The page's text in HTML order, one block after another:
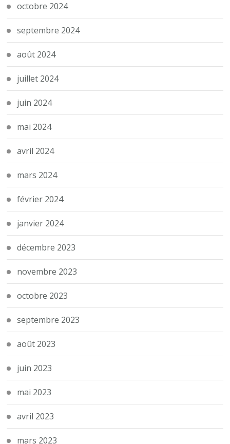
octobre 2024
septembre 2024
août 2024
juillet 2024
juin 2024
mai 2024
avril 2024
mars 2024
février 2024
janvier 2024
décembre 2023
novembre 2023
octobre 2023
septembre 2023
août 2023
juin 2023
mai 2023
avril 2023
mars 2023